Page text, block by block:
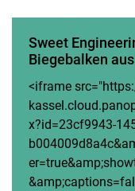
Sweet
Biegebalken
<iframe
x?id=23cf9943-